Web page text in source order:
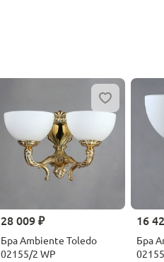
28 009 ₽
Бра Ambiente Toledo
02155/2 WP
16
Бра